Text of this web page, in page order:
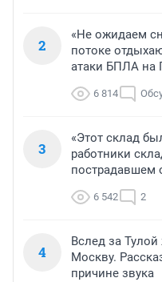
2
«Не ожидаем
потоке
атаки БПЛА на
6 814
3
«Этот склад
работники
пострадавшем
6 542 2
4
Вслед за Тулой
Москву.
причине звука